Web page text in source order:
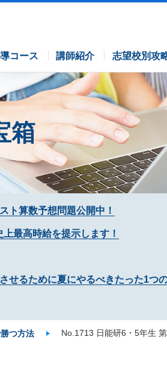
コース
ース 講師紹介 志望校別攻
箱
ト算数予想問題公開中！
最高時給を提示します！
せるために夏にやるべきたった1つ
つ方法 No.1713 日能研6・5年生